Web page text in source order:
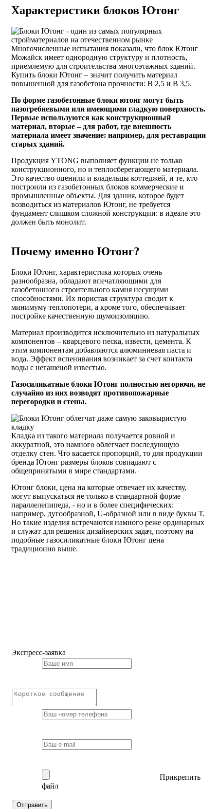
Характеристики блоков Ютонг
Многочисленные испытания показали, что блок Ютонг
Можайск имеет однородную структуру и плотность,
приемлемую для строительства многоэтажных зданий.
Купить блоки Ютонг – значит получить материал
повышенной для газобетона прочности: В 2,5 и В 3,5.
По форме газобетонные блоки ютонг могут быть
пазогребневыми или имеющими гладкую поверхность.
Первые используются как конструкционный
материал, вторые – для работ, где внешность
материала имеет значение: например, для реставрации
старых зданий.
Продукция YTONG выполняет функции не только
конструкционного, но и теплосберегающего материала.
Это качество оценили и владельцы коттеджей, и те, кто
построили из газобетонных блоков коммерческие и
промышленные объекты. Для здания, которое будет
возводиться из материалов Ютонг, не требуется
фундамент слишком сложной конструкции: в идеале это
должен быть монолит.
Почему именно Ютонг?
Блоки Ютонг, характеристика которых очень
разнообразна, обладают впечатляющими для
газобетонного строительного камня несущими
способностями. Их пористая структура сводит к
минимуму теплопотери, а кроме того, обеспечивает
постройке качественную шумоизоляцию.
Материал производится исключительно из натуральных
компонентов – кварцевого песка, извести, цемента. К
этим компонентам добавляются алюминиевая паста и
вода. Эффект вспенивания возникает за счет контакта
воды с негашеной известью.
Газосиликатные блоки Ютонг полностью негорючи, не
случайно из них возводят противопожарные
перегородки и стены.
Кладка из такого материала получается ровной и
аккуратной, это намного облегчает последующую
отделку стен. Что касается пропорций, то для продукции
бренда Ютонг размеры блоков совпадают с
общепринятыми в мире стандартами.
Ютонг блоки, цена на которые отвечает их качеству,
могут выпускаться не только в стандартной форме –
параллелепипеда, - но и в более специфических:
например, дугообразной, U-образной или в виде буквы Т.
Но такие изделия встречаются намного реже ординарных
и служат для решения дизайнерских задач, поэтому на
подобные газосиликатные блоки Ютонг цена
традиционно выше.
Экспресс-заявка
Прикрепить
файл
Отправить